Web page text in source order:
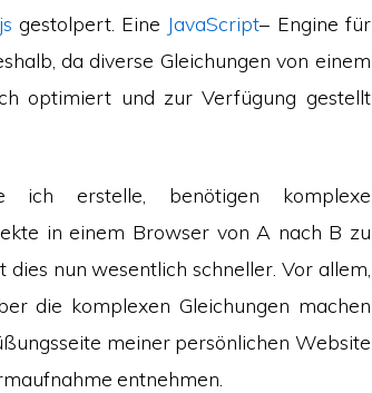
gestolpert. Eine JavaScript– Engine für
da diverse Gleichungen von einem
optimiert und zur Verfügung gestellt
ich erstelle, benötigen komplexe
in einem Browser von A nach B zu
nun wesentlich schneller. Vor allem,
die komplexen Gleichungen machen
meiner persönlichen Website
entnehmen.